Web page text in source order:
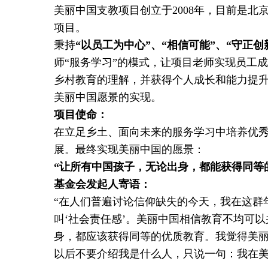
美丽中国支教项目创立于2008年，目前是北
项目。
秉持“以员工为中心”、“相信可能”、“守正创
师“服务学习”的模式，让项目老师实现员工
乡村教育的理解，并获得个人成长和能力提
美丽中国愿景的实现。
项目使命：
在立足乡土、面向未来的服务学习中培养优
展。最终实现美丽中国的愿景：
“让所有中国孩子，无论出身，都能获得同等
基金会发起人寄语：
“在人们普遍讨论信仰缺失的今天，我在这
叫‘社会责任感’。美丽中国相信教育不均可
身，都应该获得同等的优质教育。我觉得美
以后不要介绍我是什么人，只说一句：我在